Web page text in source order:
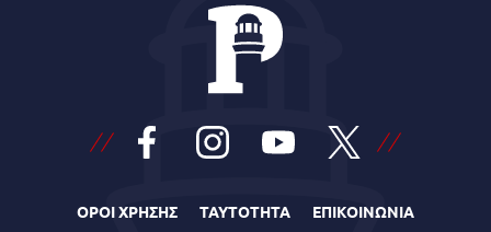
ΟΡΟΙ ΧΡΗΣΗΣ ΤΑΥΤΟΤΗΤΑ ΕΠΙΚΟΙΝΩΝΙΑ